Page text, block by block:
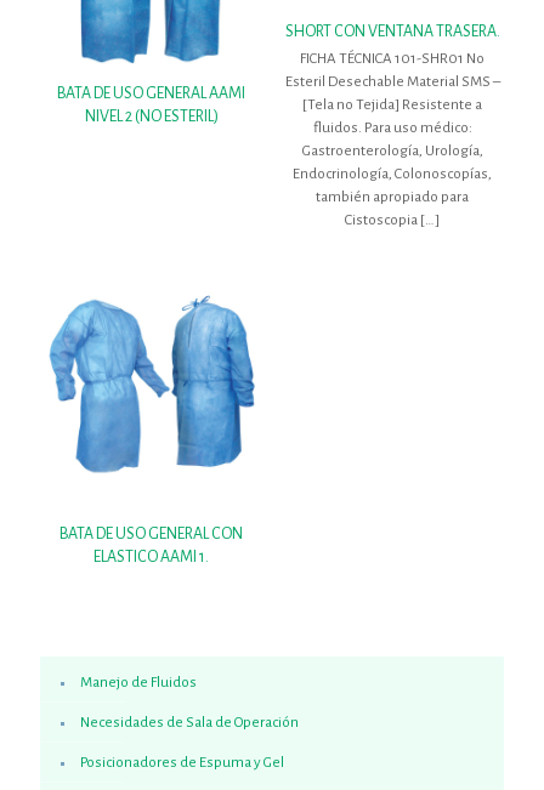
BATA DE USO GENERAL AAMI
NIVEL 2 (NO ESTERIL)
SHORT CON VENTANA TRASERA.
FICHA TÉCNICA 101-SHR01 No
Esteril Desechable Material SMS –
[Tela no Tejida] Resistente a
fluidos. Para uso médico:
Gastroenterología, Urología,
Endocrinología, Colonoscopías,
también apropiado para
Cistoscopia […]
BATA DE USO GENERAL CON
ELASTICO AAMI 1.
Manejo de Fluidos
Necesidades de Sala de Operación
Posicionadores de Espuma y Gel